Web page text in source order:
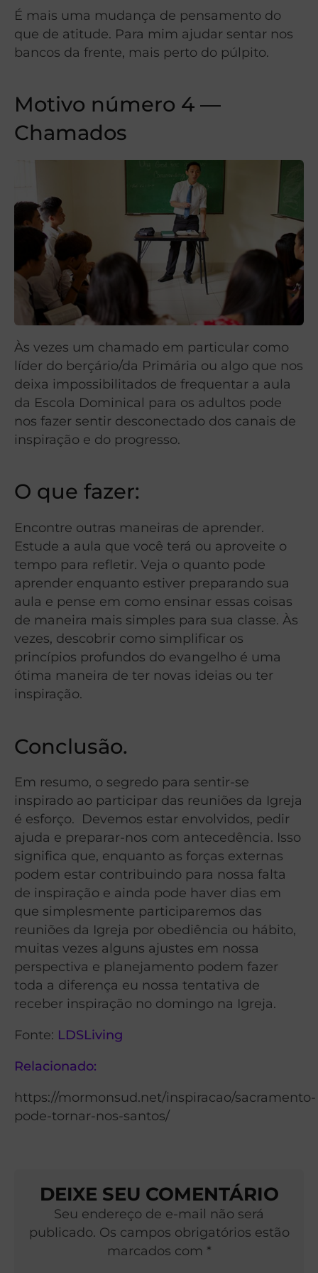
É mais uma mudança de pensamento do
que de atitude. Para mim ajudar sentar nos
bancos da frente, mais perto do púlpito.
Motivo número 4 —
Chamados
Às vezes um chamado em particular como
líder do berçário/da Primária ou algo que nos
deixa impossibilitados de frequentar a aula
da Escola Dominical para os adultos pode
nos fazer sentir desconectado dos canais de
inspiração e do progresso.
O que fazer:
Encontre outras maneiras de aprender.
Estude a aula que você terá ou aproveite o
tempo para refletir. Veja o quanto pode
aprender enquanto estiver preparando sua
aula e pense em como ensinar essas coisas
de maneira mais simples para sua classe. Às
vezes, descobrir como simplificar os
princípios profundos do evangelho é uma
ótima maneira de ter novas ideias ou ter
inspiração.
Conclusão.
Em resumo, o segredo para sentir-se
inspirado ao participar das reuniões da Igreja
é esforço. Devemos estar envolvidos, pedir
ajuda e preparar-nos com antecedência. Isso
significa que, enquanto as forças externas
podem estar contribuindo para nossa falta
de inspiração e ainda pode haver dias em
que simplesmente participaremos das
reuniões da Igreja por obediência ou hábito,
muitas vezes alguns ajustes em nossa
perspectiva e planejamento podem fazer
toda a diferença eu nossa tentativa de
receber inspiração no domingo na Igreja.
Fonte: LDSLiving
Relacionado:
https://mormonsud.net/inspiracao/sacramento-
pode-tornar-nos-santos/
DEIXE SEU COMENTÁRIO
Seu endereço de e-mail não será
publicado. Os campos obrigatórios estão
marcados com *